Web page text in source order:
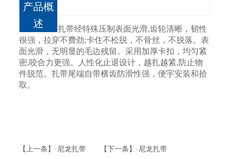
产品概
述
扎带经特殊压制表面光滑,齿轮清晰，韧性
很强，拉穿不费劲;卡住不松脱，不骨丝，不脱落。表
面光滑，无明显的毛边残留。采用加厚卡扣，均匀紧
密,咬合力更强。人性化止退设计，越扎越紧,防止物
件脱范。扎带尾端自带横齿防滑性强，便宇安装和拾
取。
【上一条】·尼龙扎带 【下一条】·尼龙扎带